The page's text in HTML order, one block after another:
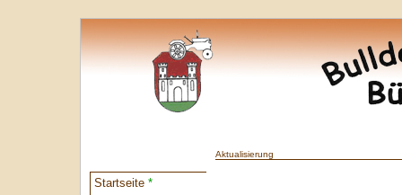
Startseite *
Aktualisierung